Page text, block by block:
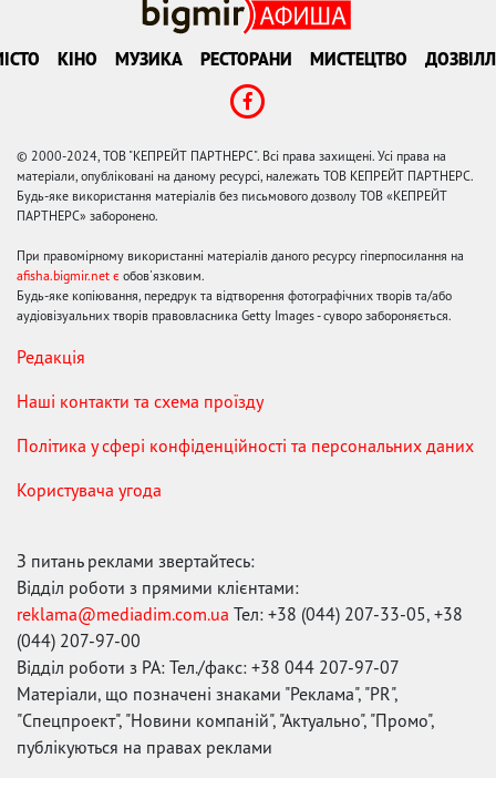
КІНО МУЗИКА РЕСТОРАНИ МИСТЕЦТВО
© 2000-2024, ТОВ "КЕПРЕЙТ ПАРТНЕРС". Всі права захищені. Усі права на
матеріали, опубліковані на даному ресурсі, належать ТОВ КЕПРЕЙТ ПАРТНЕРС.
Будь-яке використання матеріалів без письмового дозволу ТОВ «КЕПРЕЙТ
ПАРТНЕРС» заборонено.
При правомірному використанні матеріалів даного ресурсу гіперпосилання на
afisha.bigmir.net є обов'язковим.
Будь-яке копіювання, передрук та відтворення фотографічних творів та/або
аудіовізуальних творів правовласника Getty Images - суворо забороняється.
Редакція
Наші контакти та схема проїзду
Політика у сфері конфіденційності та персональних даних
Користувача угода
З питань реклами звертайтесь:
Відділ роботи з прямими клієнтами:
reklama@mediadim.com.ua Тел: +38 (044) 207-33-05, +38
(044) 207-97-00
Відділ роботи з РА: Тел./факс: +38 044 207-97-07
Матеріали, що позначені знаками "Реклама", "PR",
"Спецпроект", "Новини компаній", "Актуально", "Промо",
публікуються на правах реклами